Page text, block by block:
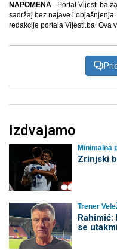
NAPOMENA - Portal Vijesti.ba
sadržaj bez najave i
redakcije portala Vijesti.ba. Ova
Izdvajamo
Minimalna
Zrinjski
Trener
se